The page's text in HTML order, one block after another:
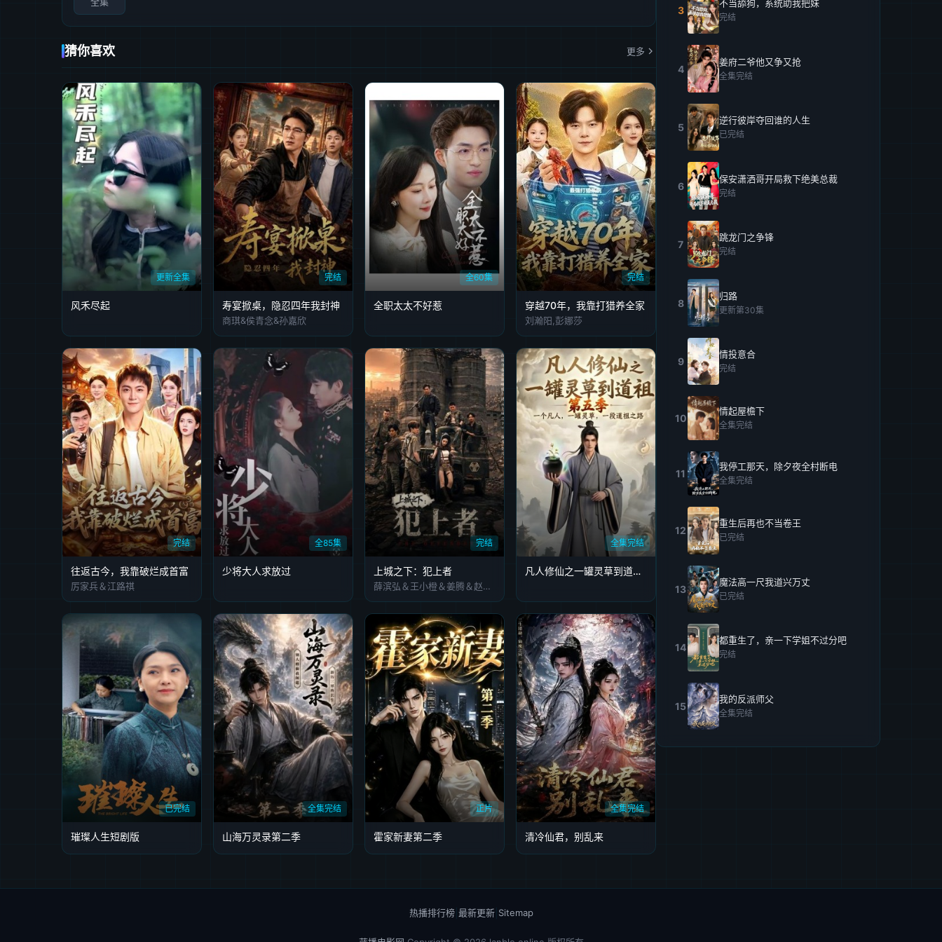
猜你喜欢 更多
更新全集
风禾尽起
完结
寿宴掀桌，隐忍四年我封神
商琪&侯青念&孙嘉欣
全60集
全职太太不好惹
完结
穿越70年，我靠打猎养全家
刘瀚阳,彭娜莎
完结
往返古今，我靠破烂成首富
厉家兵＆江路祺
全85集
少将大人求放过
完结
上城之下：犯上者
薛滨弘＆王小橙＆姜腾＆赵慧楠
全集完结
凡人修仙之一罐灵草到道祖第五季
已完结
璀璨人生短剧版
全集完结
山海万灵录第二季
正片
霍家新妻第二季
全集完结
清冷仙君，别乱来
3
不当舔狗，系统助我把妹
完结
4
姜府二爷他又争又抢
全集完结
5
逆行彼岸夺回谁的人生
已完结
6
保安潇洒哥开局救下绝美总裁
完结
7
跳龙门之争锋
完结
8
归路
更新第30集
9
情投意合
完结
10
情起屋檐下
全集完结
11
我停工那天，除夕夜全村断电
全集完结
12
重生后再也不当卷王
已完结
13
魔法高一尺我道兴万丈
已完结
14
都重生了，亲一下学姐不过分吧
完结
15
我的反派师父
全集完结
热播排行榜| 最新更新| Sitemap